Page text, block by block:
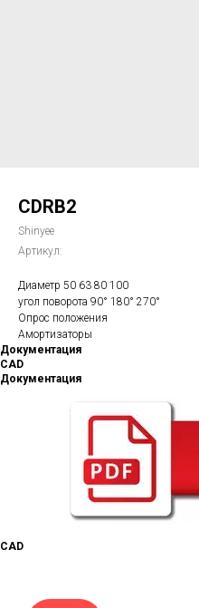
CDRB2
Shinyee
Артикул:
Диаметр 50 63 80 100
угол поворота 90° 180° 270°
Опрос положения
Амортизаторы
Документация
CAD
Документация
CAD